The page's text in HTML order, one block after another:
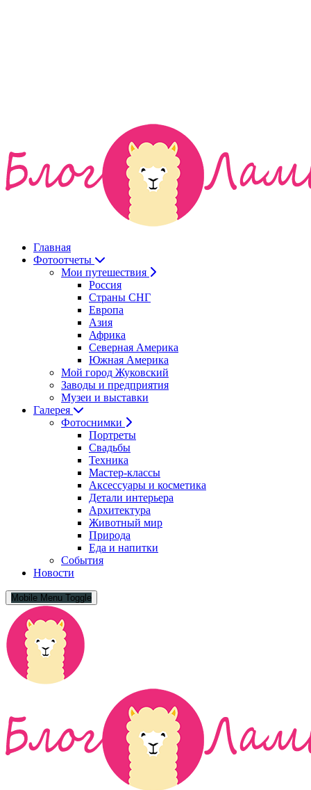
Главная
Фотоотчеты
Мои путешествия
Россия
Страны СНГ
Европа
Азия
Африка
Северная Америка
Южная Америка
Мой город Жуковский
Заводы и предприятия
Музеи и выставки
Галерея
Фотоснимки
Портреты
Свадьбы
Техника
Мастер-классы
Аксессуары и косметика
Детали интерьера
Архитектура
Животный мир
Природа
Еда и напитки
События
Новости
Mobile Menu Toggle